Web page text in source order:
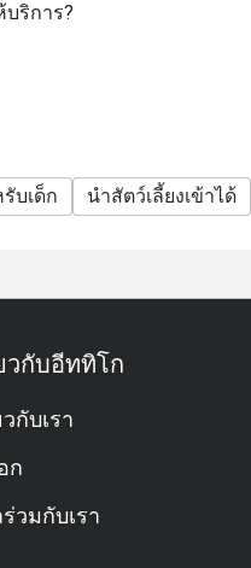
บุฟเฟต์และเมนูตามสั่ง (à
?
ถ Walk-in ได้เลย?
ว่าจะมีที่นั่งแน่นอนครับ
ำหรับเด็กไหม?
บริการ?
บเด็ก นำสัตว์เลี้ยงเข้าได้
วกับอีททิโก
วกับเรา
ก
ร่วมกับเรา